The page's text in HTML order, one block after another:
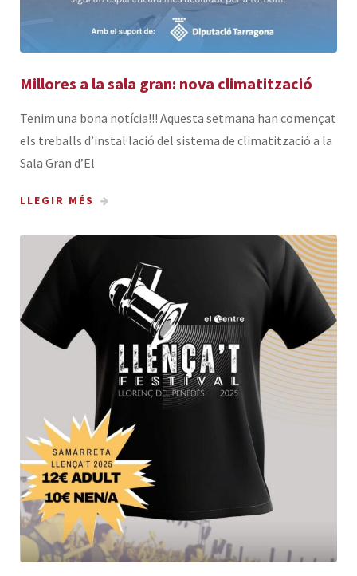
Millores a la sala gran: nova climatització
Tenim una bona notícia!!! Aquesta setmana han començat
els treballs d’instal·lació del sistema de climatització a la
Sala Gran d’El
LLEGIR MÉS